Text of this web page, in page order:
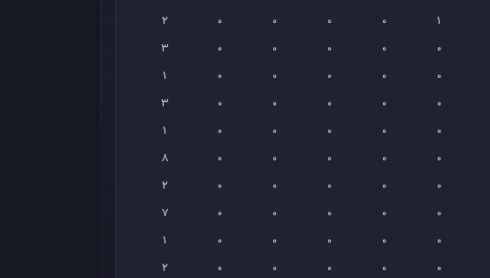
1
0
0
0
0
2
0
0
0
0
0
3
0
0
0
0
0
1
0
0
0
0
0
3
0
0
0
0
0
1
0
0
0
0
0
8
0
0
0
0
0
2
0
0
0
0
0
7
0
0
0
0
0
1
0
0
0
0
0
2